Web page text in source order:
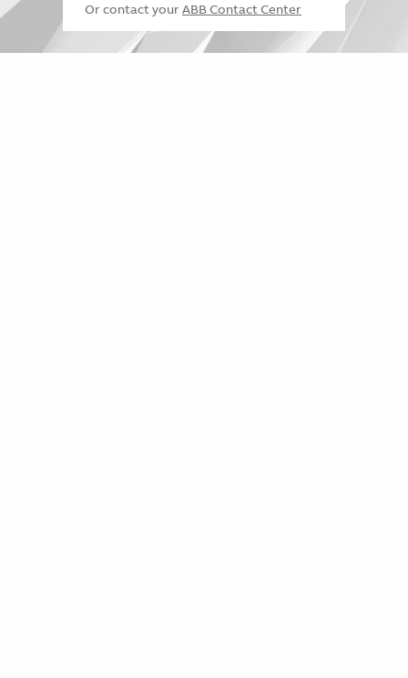
Or contact your ABB Contact Center